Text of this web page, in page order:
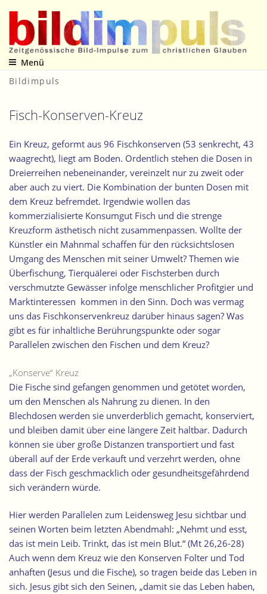
Inhalt
springen
Zeitgenössische Bild-Impulse zum christlichen Glauben
Menü
Bildimpuls
Fisch-Konserven-Kreuz
Ein Kreuz, geformt aus 96 Fischkonserven (53 senkrecht, 43
waagrecht), liegt am Boden. Ordentlich stehen die Dosen in
Dreierreihen nebeneinander, vereinzelt nur zu zweit oder
aber auch zu viert. Die Kombination der bunten Dosen mit
dem Kreuz befremdet. Irgendwie wollen das
kommerzialisierte Konsumgut Fisch und die strenge
Kreuzform ästhetisch nicht zusammenpassen. Wollte der
Künstler ein Mahnmal schaffen für den rücksichtslosen
Umgang des Menschen mit seiner Umwelt? Themen wie
Überfischung, Tierquälerei oder Fischsterben durch
verschmutzte Gewässer infolge menschlicher Profitgier und
Marktinteressen kommen in den Sinn. Doch was vermag
uns das Fischkonservenkreuz darüber hinaus sagen? Was
gibt es für inhaltliche Berührungspunkte oder sogar
Parallelen zwischen den Fischen und dem Kreuz?
„Konserve“ Kreuz
Die Fische sind gefangen genommen und getötet worden,
um den Menschen als Nahrung zu dienen. In den
Blechdosen werden sie unverderblich gemacht, konserviert,
und bleiben damit über eine längere Zeit haltbar. Dadurch
können sie über große Distanzen transportiert und fast
überall auf der Erde verkauft und verzehrt werden, ohne
dass der Fisch geschmacklich oder gesundheitsgefährdend
sich verändern würde.
Hier werden Parallelen zum Leidensweg Jesu sichtbar und
seinen Worten beim letzten Abendmahl: „Nehmt und esst,
das ist mein Leib. Trinkt, das ist mein Blut.“ (Mt 26,26-28)
Auch wenn dem Kreuz wie den Konserven Folter und Tod
anhaften (Jesus und die Fische), so tragen beide das Leben in
sich. Jesus gibt sich den Seinen, „damit sie das Leben haben,